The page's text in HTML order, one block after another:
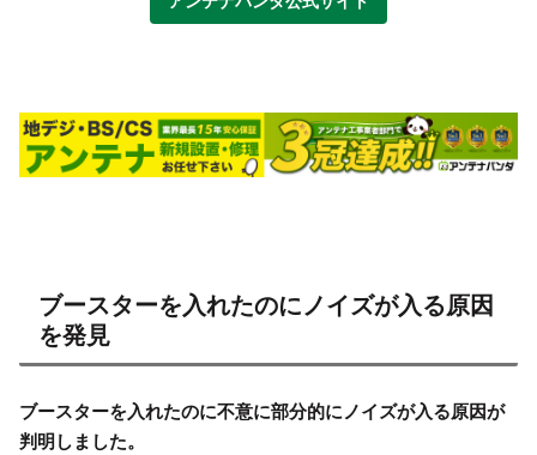
ブースターを入れたのにノイズが入る原因
を発見
ブースターを入れたのに不意に部分的にノイズが入る原因が
判明しました。